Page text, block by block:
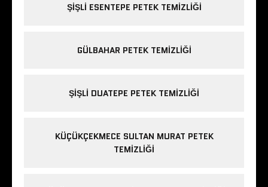
ŞIŞLI ESENTEPE PETEK TEMIZLIĞI
GÜLBAHAR PETEK TEMIZLIĞI
ŞIŞLI DUATEPE PETEK TEMIZLIĞI
KÜÇÜKÇEKMECE SULTAN MURAT PETEK
TEMIZLIĞI